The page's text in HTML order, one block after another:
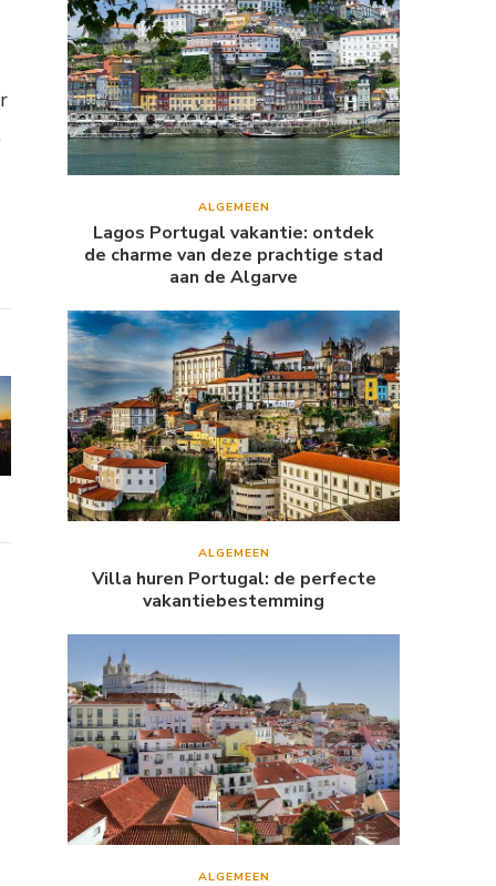
ALGEMEEN
Lagos Portugal vakantie: ontdek
de charme van deze prachtige stad
aan de Algarve
ALGEMEEN
Villa huren Portugal: de perfecte
vakantiebestemming
ALGEMEEN